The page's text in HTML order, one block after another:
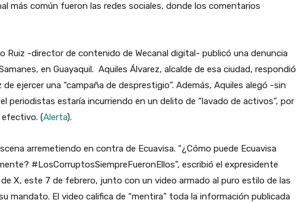
más común fueron las redes sociales, donde los comentarios
Ruiz -director de contenido de Wecanal digital- publicó una denuncia
en Guayaquil. Aquiles Álvarez, alcalde de esa ciudad, respondió
de ejercer una “campaña de desprestigio”. Además, Aquiles alegó -sin
periodistas estaría incurriendo en un delito de “lavado de activos”, por
efectivo. (Alerta).
arremetiendo en contra de Ecuavisa. “¿Cómo puede Ecuavisa
#LosCorruptosSiempreFueronEllos”, escribió el expresidente
X, este 7 de febrero, junto con un video armado al puro estilo de las
mandato. El video califica de “mentira” toda la información publicada